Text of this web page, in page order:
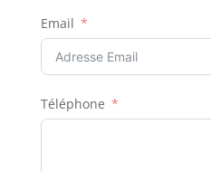
Email
Téléphone